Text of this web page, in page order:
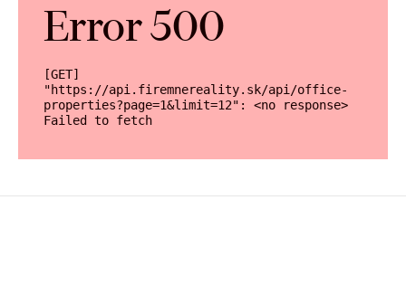
Error 500
[GET]
"https://api.firemnereality.sk/api/office-
properties?page=1&limit=12": <no response>
Failed to fetch